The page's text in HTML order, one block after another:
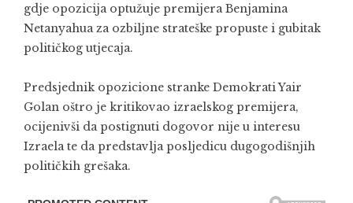
gdje opozicija optužuje premijera Benjamina
Netanyahua za ozbiljne strateške propuste i gubitak
političkog utjecaja.
Predsjednik opozicione stranke Demokrati Yair
Golan oštro je kritikovao izraelskog premijera,
ocijenivši da postignuti dogovor nije u interesu
Izraela te da predstavlja posljedicu dugogodišnjih
političkih grešaka.